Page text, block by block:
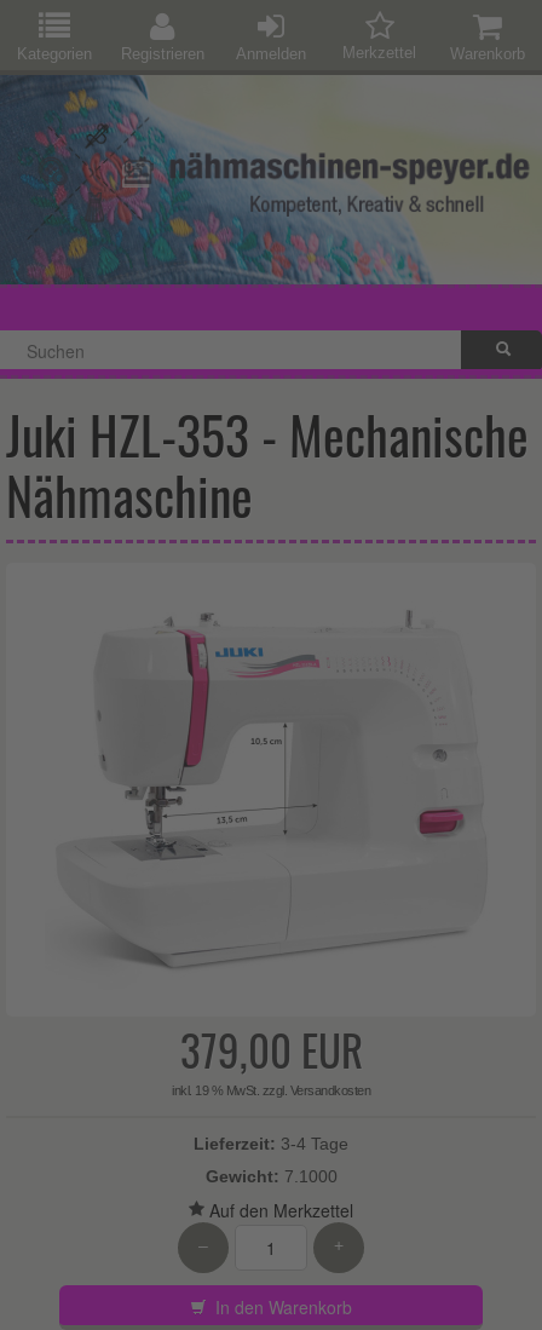
Kategorien Registrieren Anmelden Merkzettel Warenkorb
Juki HZL-353 - Mechanische
Nähmaschine
379,00 EUR
inkl. 19 % MwSt. zzgl. Versandkosten
Lieferzeit: 3-4 Tage
Gewicht: 7.1000
– +
In den Warenkorb